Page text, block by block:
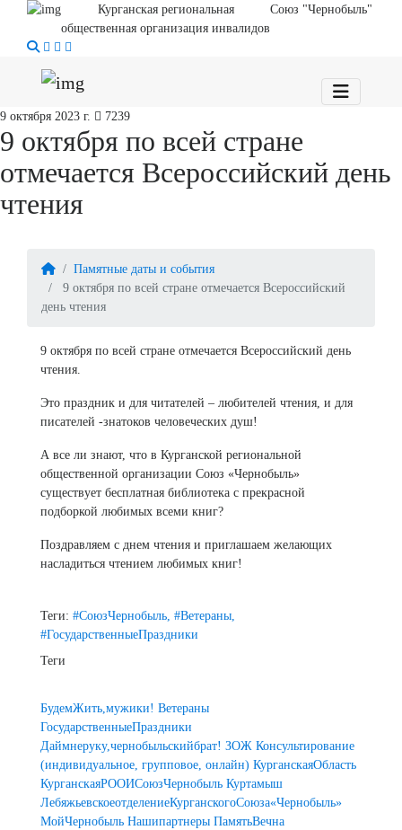
Курганская региональная
общественная организация инвалидов
Союз "Чернобыль"
9 октября 2023 г. 7239
9 октября по всей стране
отмечается Всероссийский день
чтения
Памятные даты и события
9 октября по всей стране отмечается Всероссийский
день чтения
9 октября по всей стране отмечается Всероссийский день
чтения.
Это праздник и для читателей – любителей чтения, и для
писателей -знатоков человеческих душ!
А все ли знают, что в Курганской региональной
общественной организации Союз «Чернобыль»
существует бесплатная библиотека с прекрасной
подборкой любимых всеми книг?
Поздравляем с днем чтения и приглашаем желающих
насладиться чтением любимых книг!
Теги: #СоюзЧернобыль, #Ветераны,
#ГосударственныеПраздники
Теги
БудемЖить,мужики! Ветераны
ГосударственныеПраздники
Даймнеруку,чернобыльскийбрат! ЗОЖ Консультирование
(индивидуальное, групповое, онлайн) КурганскаяОбласть
КурганскаяРООИСоюзЧернобыль Куртамыш
ЛебяжьевскоеотделениеКурганскогоСоюза«Чернобыль»
МойЧернобыль Нашипартнеры ПамятьВечна